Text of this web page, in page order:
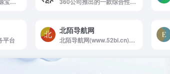
平台
北陌导航网
北陌导航网(www.52bi.cn)是一个安全实用的网址导航